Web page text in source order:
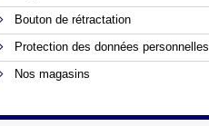
Bouton de rétractation
Protection des données personnelles
Nos magasins